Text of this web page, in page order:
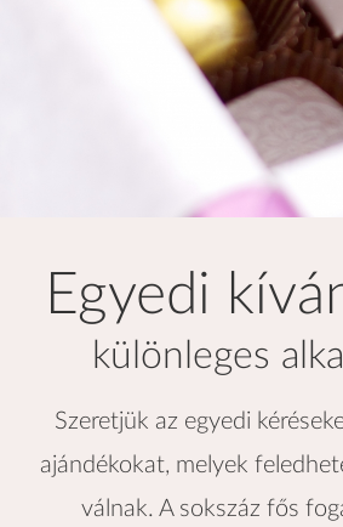
Egyedi
különleges
Szeretjük az egyedi
ajándékokat, melyek
válnak. A sokszáz fős